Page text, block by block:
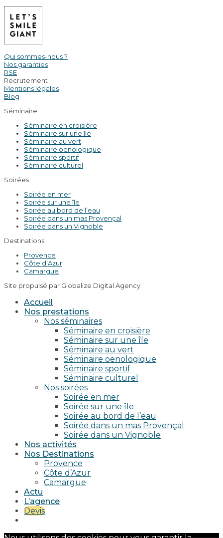
Qui sommes-nous ?
Nos garanties
RSE
Recrutement
Mentions légales
Blog
Séminaire
Séminaire en croisière
Séminaire sur une île
Séminaire au vert
Séminaire oenologique
Séminaire sportif
Séminaire culturel
Soirées
Soirée en mer
Soirée sur une île
Soirée au bord de l’eau
Soirée dans un mas Provençal
Soirée dans un Vignoble
Destinations
Provence
Côte d’Azur
Camargue
Site propulsé par Globalize Digital Agency
Accueil
Nos prestations
Nos séminaires
Séminaire en croisière
Séminaire sur une île
Séminaire au vert
Séminaire oenologique
Séminaire sportif
Séminaire culturel
Nos soirées
Soirée en mer
Soirée sur une île
Soirée au bord de l’eau
Soirée dans un mas Provençal
Soirée dans un Vignoble
Nos activités
Nos Destinations
Provence
Côte d’Azur
Camargue
Actu
L’agence
Devis